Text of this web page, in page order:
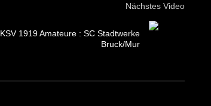
Nächstes Video
KSV 1919 Amateure : SC Stadtwerke
Bruck/Mur